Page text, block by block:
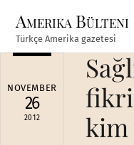
content
Amerika Bülteni
Türkçe Amerika gazetesi
NOVEMBER
26
2012
kim